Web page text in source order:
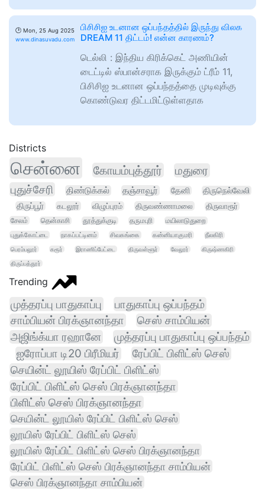
🕑 Mon, 25 Aug 2025
www.dinasuvadu.com
பிசிசிஐ உடனான ஒப்பந்தத்தில் இருந்து விலக
DREAM 11 திட்டம்! என்ன காரணம்?
டெல்லி : இந்திய கிரிக்கெட் அணியின்
டைட்டில் ஸ்பான்சராக இருக்கும் ட்ரீம் 11,
பிசிசிஐ உடனான ஒப்பந்தத்தை முடிவுக்கு
கொண்டுவர திட்டமிட்டுள்ளதாக
Districts
சென்னை கோயம்புத்தூர்
மதுரை
புதுச்சேரி
திண்டுக்கல் தஞ்சாவூர் தேனி
திருநெல்வேலி
திருப்பூர்
கடலூர் விழுப்புரம் திருவண்ணாமலை
திருவாரூர்
சேலம்
தென்காசி தூத்துக்குடி தருமபுரி
மயிலாடுதுறை
புதுக்கோட்டை
நாகப்பட்டினம் சிவகங்கை கன்னியாகுமரி நீலகிரி
பெரம்பலூர் கரூர் இராணிப்பேட்டை திருவள்ளூர் வேலூர்
கிருஷ்ணகிரி
திருப்பத்தூர்
Trending
முத்தரப்பு பாதுகாப்பு பாதுகாப்பு ஒப்பந்தம்
சாம்பியன் பிரக்ஞானந்தா
செஸ் சாம்பியன்
அஜிங்க்யா ரஹானே
முத்தரப்பு பாதுகாப்பு ஒப்பந்தம்
ஐரோப்பா டி20 பிரீமியர்
ரேப்பிட் பிளிட்ஸ் செஸ்
செயின்ட் லூயிஸ் ரேப்பிட் பிளிட்ஸ்
ரேப்பிட் பிளிட்ஸ் செஸ் பிரக்ஞானந்தா
பிளிட்ஸ் செஸ் பிரக்ஞானந்தா
செயின்ட் லூயிஸ் ரேப்பிட் பிளிட்ஸ் செஸ்
லூயிஸ் ரேப்பிட் பிளிட்ஸ் செஸ்
லூயிஸ் ரேப்பிட் பிளிட்ஸ் செஸ் பிரக்ஞானந்தா
ரேப்பிட் பிளிட்ஸ் செஸ் பிரக்ஞானந்தா சாம்பியன்
செஸ் பிரக்ஞானந்தா சாம்பியன்